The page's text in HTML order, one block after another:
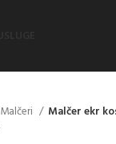
Malčeri Malčer ekr